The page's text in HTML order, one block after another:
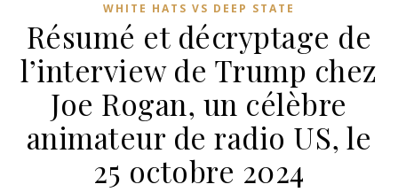
WHITE HATS VS DEEP STATE
Résumé et décryptage de
l’interview de Trump chez
Joe Rogan, un célèbre
animateur de radio US, le
25 octobre 2024